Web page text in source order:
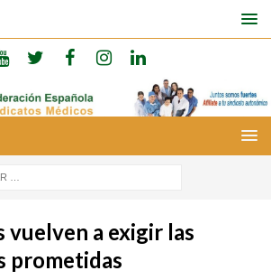
vuelven a exigir las
prometidas